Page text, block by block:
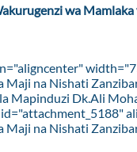
wa
na Nishati
Mapinduzi Dk.Ali
na Nishati